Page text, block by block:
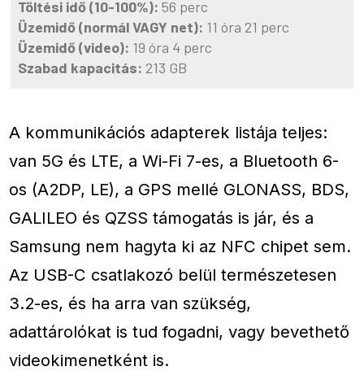
Töltési idő (10-100%): 56 perc
Üzemidő (normál VAGY net): 11 óra 21 perc
Üzemidő (video): 19 óra 4 perc
Szabad kapacitás: 213 GB
A kommunikációs adapterek listája teljes:
van 5G és LTE, a Wi-Fi 7-es, a Bluetooth 6-
os (A2DP, LE), a GPS mellé GLONASS, BDS,
GALILEO és QZSS támogatás is jár, és a
Samsung nem hagyta ki az NFC chipet sem.
Az USB-C csatlakozó belül természetesen
3.2-es, és ha arra van szükség,
adattárolókat is tud fogadni, vagy bevethető
videokimenetként is.